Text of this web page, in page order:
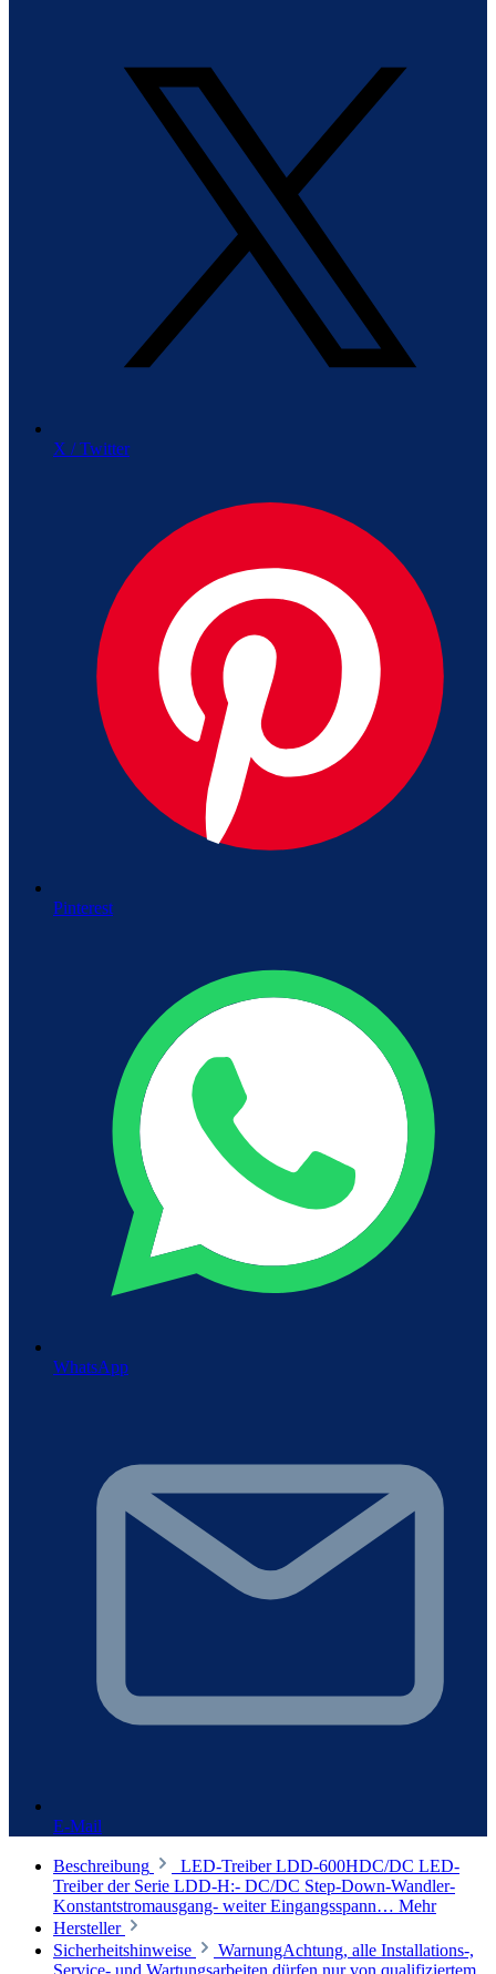
X / Twitter
Pinterest
WhatsApp
E-Mail
Beschreibung
LED-Treiber LDD-600HDC/DC LED-
Treiber der Serie LDD-H:- DC/DC Step-Down-Wandler-
Konstantstromausgang- weiter Eingangsspann… Mehr
Hersteller
Sicherheitshinweise
WarnungAchtung, alle Installations-,
Service- und Wartungsarbeiten dürfen nur von qualifiziertem